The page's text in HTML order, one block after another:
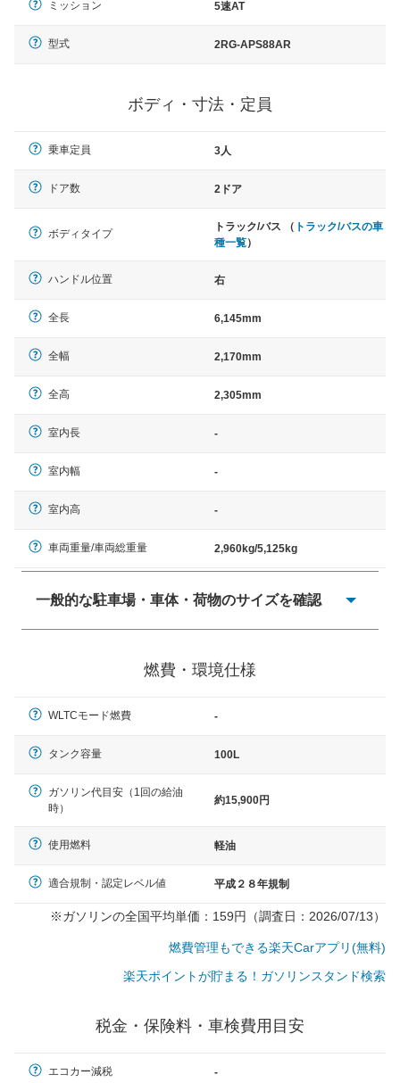
ミッション 5速AT
型式 2RG-APS88AR
ボディ・寸法・定員
乗車定員 3人
ドア数 2ドア
ボディタイプ
トラック/バス （ トラック/バスの車
種一覧）
ハンドル位置 右
全長 6,145mm
全幅 2,170mm
全高 2,305mm
室内長 -
室内幅 -
室内高 -
車両重量/車両総重量 2,960kg/5,125kg
一般的な駐車場・車体・荷物のサイズを確認
× 長さ 5,000mm 車路幅 5,000mmというサイズが標準値
燃費・環境仕様
WLTCモード燃費 -
タンク容量 100L
ガソリン代目安（1回の給油
時）
約15,900円
使用燃料 軽油
適合規制・認定レベル値 平成２８年規制
※ガソリンの全国平均単価：159円（調査日：2026/07/13）
燃費管理もできる楽天Carアプリ(無料)
楽天ポイントが貯まる！ガソリンスタンド検索
税金・保険料・車検費用目安
エコカー減税 -